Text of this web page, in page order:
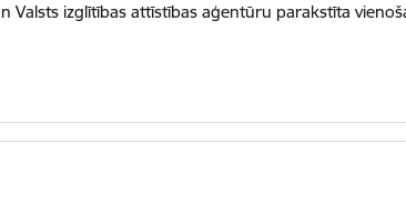
izglītības attīstības aģentūru parakstīta